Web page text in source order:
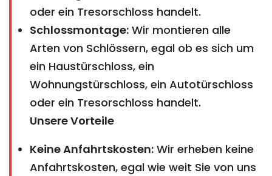
oder ein Tresorschloss handelt.
Schlossmontage: Wir montieren alle
Arten von Schlössern, egal ob es sich um
ein Haustürschloss, ein
Wohnungstürschloss, ein Autotürschloss
oder ein Tresorschloss handelt.
Unsere Vorteile
Keine Anfahrtskosten: Wir erheben keine
Anfahrtskosten, egal wie weit Sie von uns